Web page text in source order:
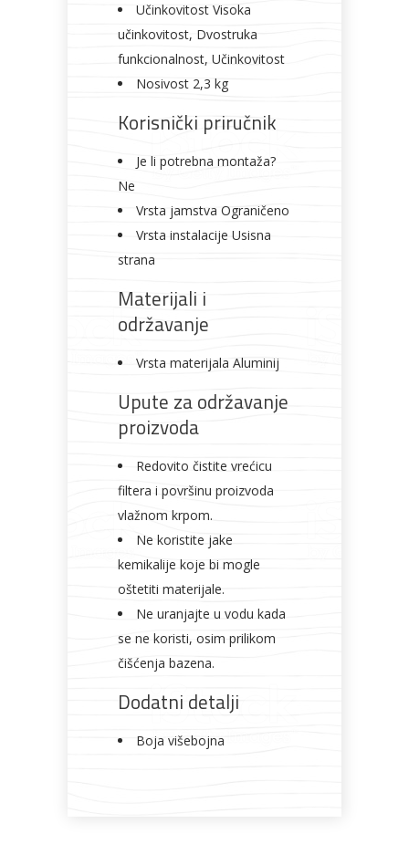
Učinkovitost Visoka
učinkovitost, Dvostruka
funkcionalnost, Učinkovitost
Nosivost 2,3 kg
Korisnički priručnik
Je li potrebna montaža?
Ne
Vrsta jamstva Ograničeno
Vrsta instalacije Usisna
strana
Materijali i
održavanje
Vrsta materijala Aluminij
Upute za održavanje
proizvoda
Redovito čistite vrećicu
filtera i površinu proizvoda
vlažnom krpom.
Ne koristite jake
kemikalije koje bi mogle
oštetiti materijale.
Ne uranjajte u vodu kada
se ne koristi, osim prilikom
čišćenja bazena.
Dodatni detalji
Boja višebojna